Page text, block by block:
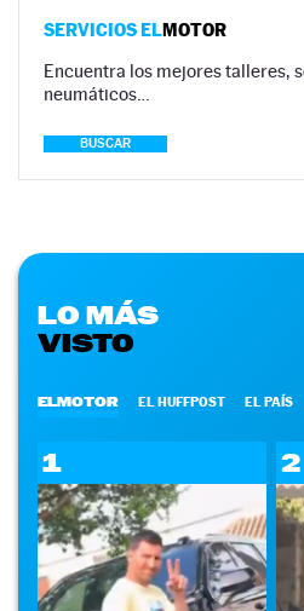
SERVICIOS ELMOTOR
Encuentra los mejores talleres,
neumáticos…
BUSCAR
LO MÁS
VISTO
ELMOTOR EL HUFFPOST EL PAÍS
1 2